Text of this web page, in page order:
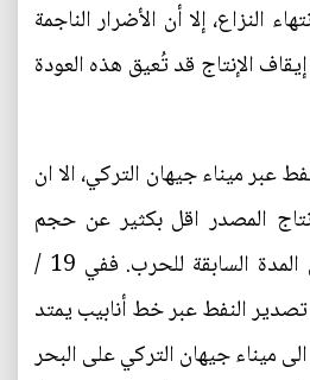
النزاع، إلا أن الأضرار الناجمة
الإنتاج قد تُعيق هذه العودة
عبر ميناء جيهان التركي، الا ان
المصدر اقل بكثير عن حجم
الصادرات اليومية خلال المدة السابقة للحرب. ففي 19 /
تصدير النفط عبر خط أنابيب يمتد
ميناء جيهان التركي على البحر